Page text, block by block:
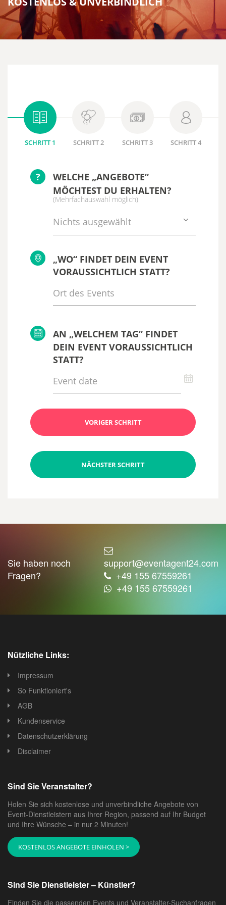
SCHRITT 1 SCHRITT 2 SCHRITT 3 SCHRITT 4
?
WELCHE „ANGEBOTE“
MÖCHTEST DU ERHALTEN?
(Mehrfachauswahl möglich)
Nichts ausgewählt
„WO“ FINDET DEIN EVENT
VORAUSSICHTLICH STATT?
AN „WELCHEM TAG“ FINDET
DEIN EVENT VORAUSSICHTLICH
STATT?
VORIGER SCHRITT
NÄCHSTER SCHRITT
Sie haben noch
Fragen?
support@eventagent24.com
+49 155 67559261
+49 155 67559261
Nützliche Links:
Impressum
So Funktioniert's
AGB
Kundenservice
Datenschutzerklärung
Disclaimer
Sind Sie Veranstalter?
Holen Sie sich kostenlose und unverbindliche Angebote von
Event-Dienstleistern aus Ihrer Region, passend auf Ihr Budget
und Ihre Wünsche – in nur 2 Minuten!
KOSTENLOS ANGEBOTE EINHOLEN >
Sind Sie Dienstleister – Künstler?
Finden Sie die passenden Events und Veranstalter-Suchanfragen